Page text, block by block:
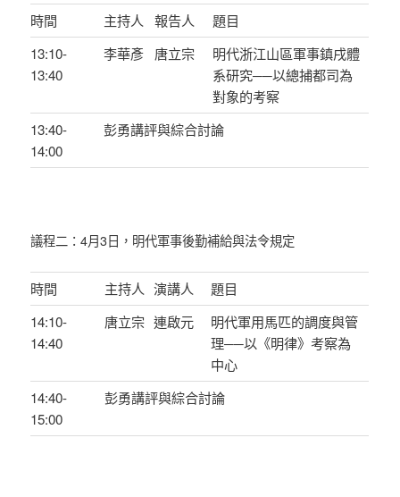
時間 主持人 報告人
題目
13:10-
13:40
李華彥 唐立宗
明代浙江山區軍事鎮戌體
系研究──以總捕都司為
對象的考察
13:40-
14:00
彭勇講評與綜合討論
議程二：4月3日，明代軍事後勤補給與法令規定
時間 主持人 演講人
題目
14:10-
14:40
唐立宗 連啟元
明代軍用馬匹的調度與管
理──以《明律》考察為
中心
14:40-
15:00
彭勇講評與綜合討論